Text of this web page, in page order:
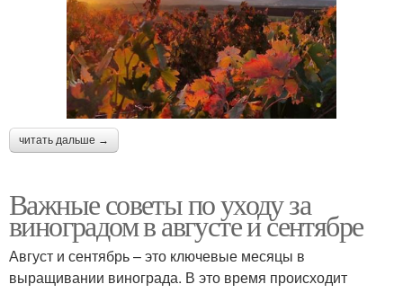
читать дальше →
Важные советы по уходу за
виноградом в августе и сентябре
Август и сентябрь – это ключевые месяцы в
выращивании винограда. В это время происходит